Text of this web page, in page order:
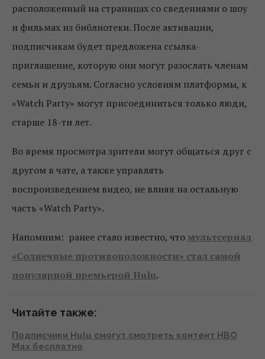
расположенный на страницах со сведениями о шоу
и фильмах из библиотеки. После активации,
подписчикам будет предложена ​​ссылка-
приглашение, которую они могут разослать членам
семьи и друзьям. Согласно условиям платформы, к
«Watch Party» могут присоединиться только люди,
старше 18-ти лет.
Во время просмотра зрители могут общаться друг с
другом в чате, а также управлять
воспроизведением видео, не влияя на остальную
часть «Watch Party».
Напомним: ранее стало известно, что мультсериал
«Солнечные противоположности» стал самой
популярной премьерой Hulu.
Читайте также:
Подписчики Hulu смогут смотреть контент HBO
Max бесплатно